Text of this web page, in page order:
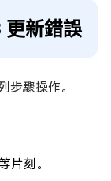
新錯誤
步驟操作。
片刻。